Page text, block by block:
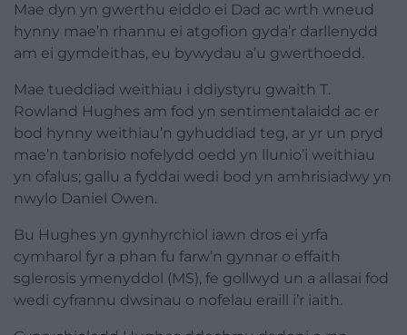
Mae dyn yn gwerthu eiddo ei Dad ac wrth wneud
hynny mae’n rhannu ei atgofion gyda’r darllenydd
am ei gymdeithas, eu bywydau a’u gwerthoedd.
Mae tueddiad weithiau i ddiystyru gwaith T.
Rowland Hughes am fod yn sentimentalaidd ac er
bod hynny weithiau’n gyhuddiad teg, ar yr un pryd
mae’n tanbrisio nofelydd oedd yn llunio’i weithiau
yn ofalus; gallu a fyddai wedi bod yn amhrisiadwy yn
nwylo Daniel Owen.
Bu Hughes yn gynhyrchiol iawn dros ei yrfa
cymharol fyr a phan fu farw’n gynnar o effaith
sglerosis ymenyddol (MS), fe gollwyd un a allasai fod
wedi cyfrannu dwsinau o nofelau eraill i’r iaith.